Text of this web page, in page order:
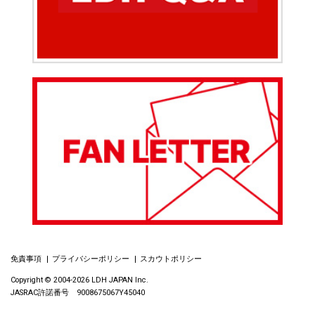
免責事項 プライバシーポリシー スカウトポリシー
Copyright © 2004-2026 LDH JAPAN Inc.
JASRAC許諾番号 9008675067Y45040